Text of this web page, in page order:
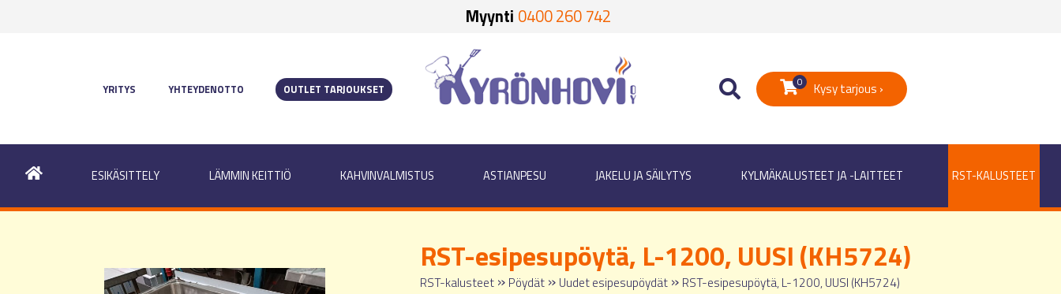
Myynti 0400 260 742
YRITYS YHTEYDENOTTO OUTLET TARJOUKSET
0 Kysy tarjous ›
ESIKÄSITTELY LÄMMIN KEITTIÖ KAHVINVALMISTUS ASTIANPESU JAKELU JA SÄILYTYS KYLMÄKALUSTEET JA -LAITTEET RST-KALUSTEET
RST-esipesupöytä, L-1200, UUSI (KH5724)
RST-kalusteet » Pöydät » Uudet esipesupöydät » RST-esipesupöytä, L-1200, UUSI (KH5724)